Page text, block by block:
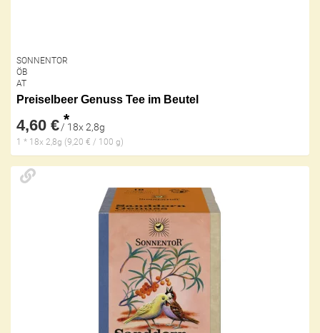
SONNENTOR
ÖB
AT
Preiselbeer Genuss Tee im Beutel
4,60 € *
/ 18x 2,8g
1 * 18x 2,8g (9,20 € / 100 g)